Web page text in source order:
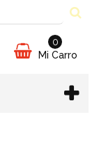
Mi Carro
0